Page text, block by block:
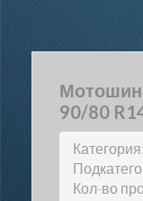
90/80
Категория:
Кол-во